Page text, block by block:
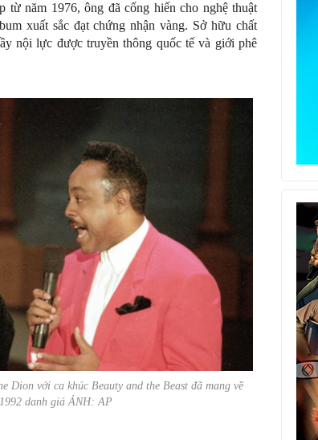
từ năm 1976, ông đã cống hiến cho nghệ thuật
xuất sắc đạt chứng nhận vàng. Sở hữu chất
nội lực được truyền thông quốc tế và giới phê
Dion với ca khúcBeauty and the Beast đã mang về
danh giá ẢNH: AP